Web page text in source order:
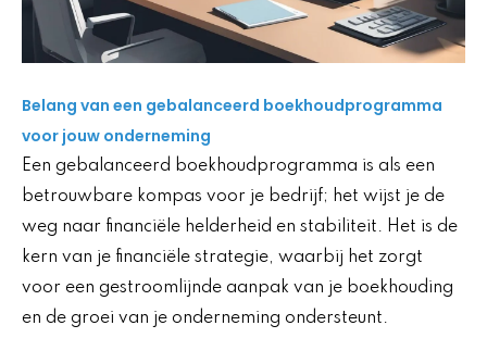
Belang van een gebalanceerd boekhoudprogramma
voor jouw onderneming
Een gebalanceerd boekhoudprogramma is als een
betrouwbare kompas voor je bedrijf; het wijst je de
weg naar financiële helderheid en stabiliteit. Het is de
kern van je financiële strategie, waarbij het zorgt
voor een gestroomlijnde aanpak van je boekhouding
en de groei van je onderneming ondersteunt.